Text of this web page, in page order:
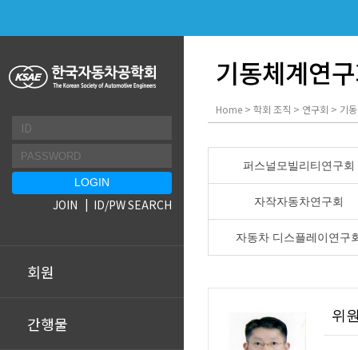
회원
간행물
JOIN ID/PW SEARCH
기동체계연
Home > 학회 조직 > 연구회 > 기
퍼스널모빌리티연구회
자작자동차연구회
자동차 디스플레이연구
위